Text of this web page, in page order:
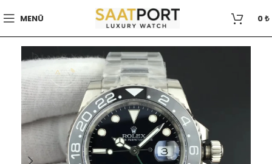
MENÜ 0₺